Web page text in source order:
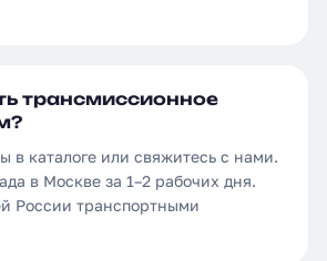
трансмиссионное
в каталоге или свяжитесь с нами.
в Москве за 1–2 рабочих дня.
России транспортными